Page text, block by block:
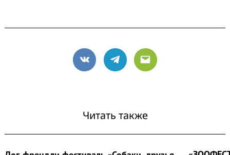
VK Telegram
Email
Читать также